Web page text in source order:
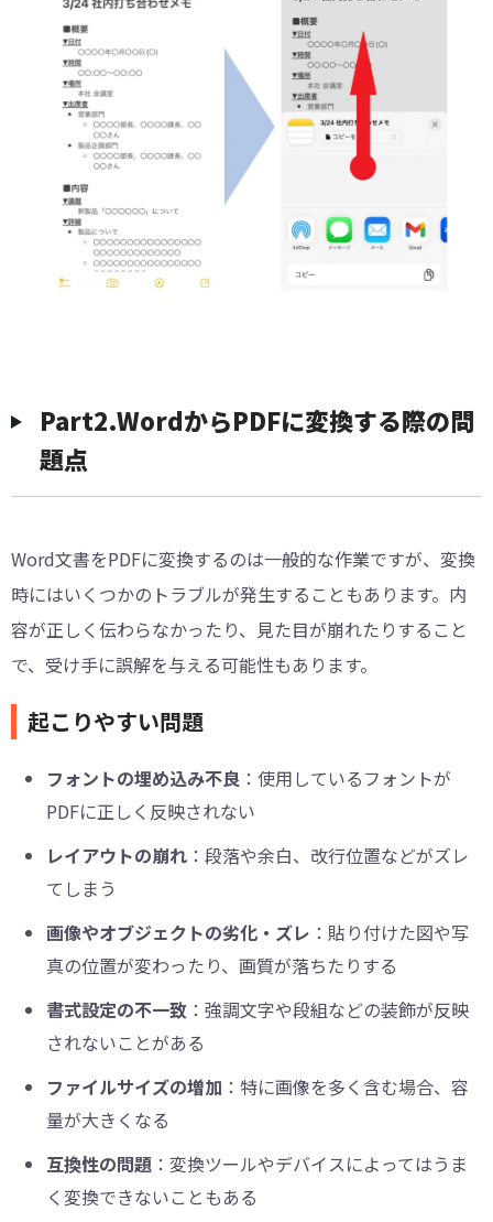
Part2.WordからPDFに変換する際の問
題点
Word文書をPDFに変換するのは一般的な作業ですが、変換
時にはいくつかのトラブルが発生することもあります。内
容が正しく伝わらなかったり、見た目が崩れたりすること
で、受け手に誤解を与える可能性もあります。
起こりやすい問題
フォントの埋め込み不良 ：使用しているフォントが
PDFに正しく反映されない
レイアウトの崩れ ：段落や余白、改行位置などがズレ
てしまう
画像やオブジェクトの劣化・ズレ ：貼り付けた図や写
真の位置が変わったり、画質が落ちたりする
書式設定の不一致 ：強調文字や段組などの装飾が反映
されないことがある
ファイルサイズの増加 ：特に画像を多く含む場合、容
量が大きくなる
互換性の問題 ：変換ツールやデバイスによってはうま
く変換できないこともある